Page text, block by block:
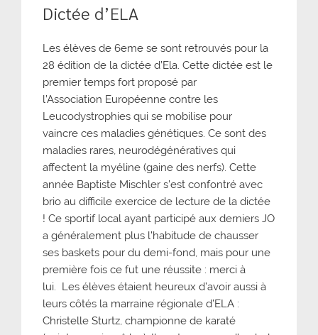
Dictée d’ELA
Les élèves de 6eme se sont retrouvés pour la
28 édition de la dictée d’Ela. Cette dictée est le
premier temps fort proposé par
l’Association Européenne contre les
Leucodystrophies qui se mobilise pour
vaincre ces maladies génétiques. Ce sont des
maladies rares, neurodégénératives qui
affectent la myéline (gaine des nerfs). Cette
année Baptiste Mischler s’est confontré avec
brio au difficile exercice de lecture de la dictée
! Ce sportif local ayant participé aux derniers JO
a généralement plus l’habitude de chausser
ses baskets pour du demi-fond, mais pour une
première fois ce fut une réussite : merci à
lui. Les élèves étaient heureux d’avoir aussi à
leurs côtés la marraine régionale d’ELA :
Christelle Sturtz, championne de karaté